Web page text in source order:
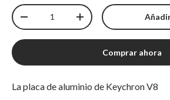
Cantidad
Disminuir cantidadAumentar cantidad
Comprar ahora
La placa de aluminio de Keychron V8